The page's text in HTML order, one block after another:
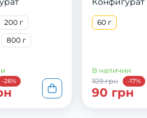
200 г
800 г
-26%
60 г
В наличии
109 грн
-17%
90 грн